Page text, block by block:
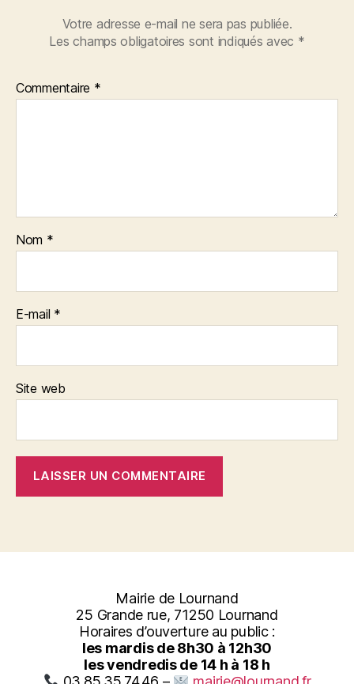
Votre adresse e-mail ne sera pas publiée.
Les champs obligatoires sont indiqués avec *
Commentaire *
Nom *
E-mail *
Site web
Mairie de Lournand
25 Grande rue, 71250 Lournand
Horaires d’ouverture au public :
les mardis de 8h30 à 12h30
les vendredis de 14 h à 18 h